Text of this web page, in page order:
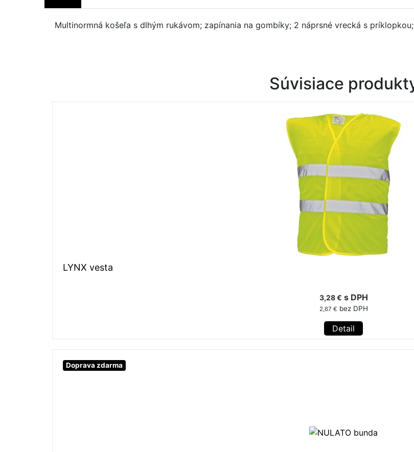
Multinormná košeľa s dlhým rukávom; zapínania na gombíky; 2 náprsné vrecká s
Súvisiace
LYNX vesta
3,28 € s DPH
2,67 € bez DPH
Detail
Doprava zdarma